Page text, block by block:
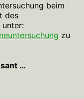
beim
des
unter:
zu
…